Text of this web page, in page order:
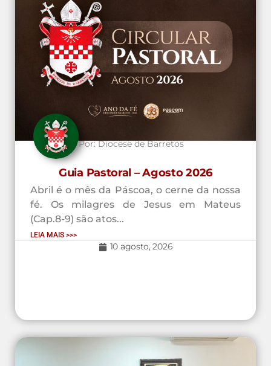
Por:Diocese de Barretos
Guia Pastoral – Agosto 2026
Abril é o mês da Páscoa, o cerne da nossa
fé. Os milagres de Jesus em Mateus
(Cap.8-9) são atos...
LEIA MAIS >>>
10 agosto, 2026